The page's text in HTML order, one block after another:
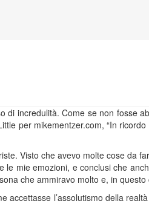
incredulità. Come se non fosse
per mikementzer.com, “In
Visto che avevo molte cose da
mie emozioni, e conclusi che
che ammiravo molto e, in
l’assolutismo della